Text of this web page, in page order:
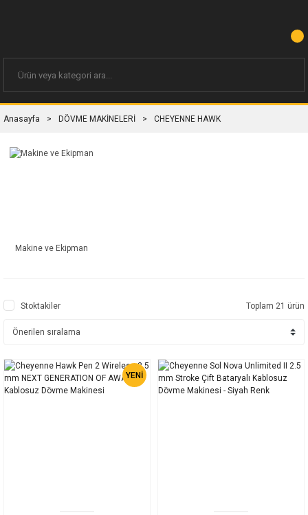
Anasayfa DÖVME MAKİNELERİ CHEYENNE HAWK
Makine ve Ekipman
Stoktakiler Toplam 21 ürün
YENİ